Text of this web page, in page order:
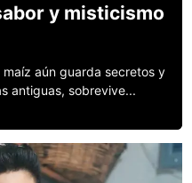
y misticismo
aún guarda secretos y
antiguas, sobrevive...